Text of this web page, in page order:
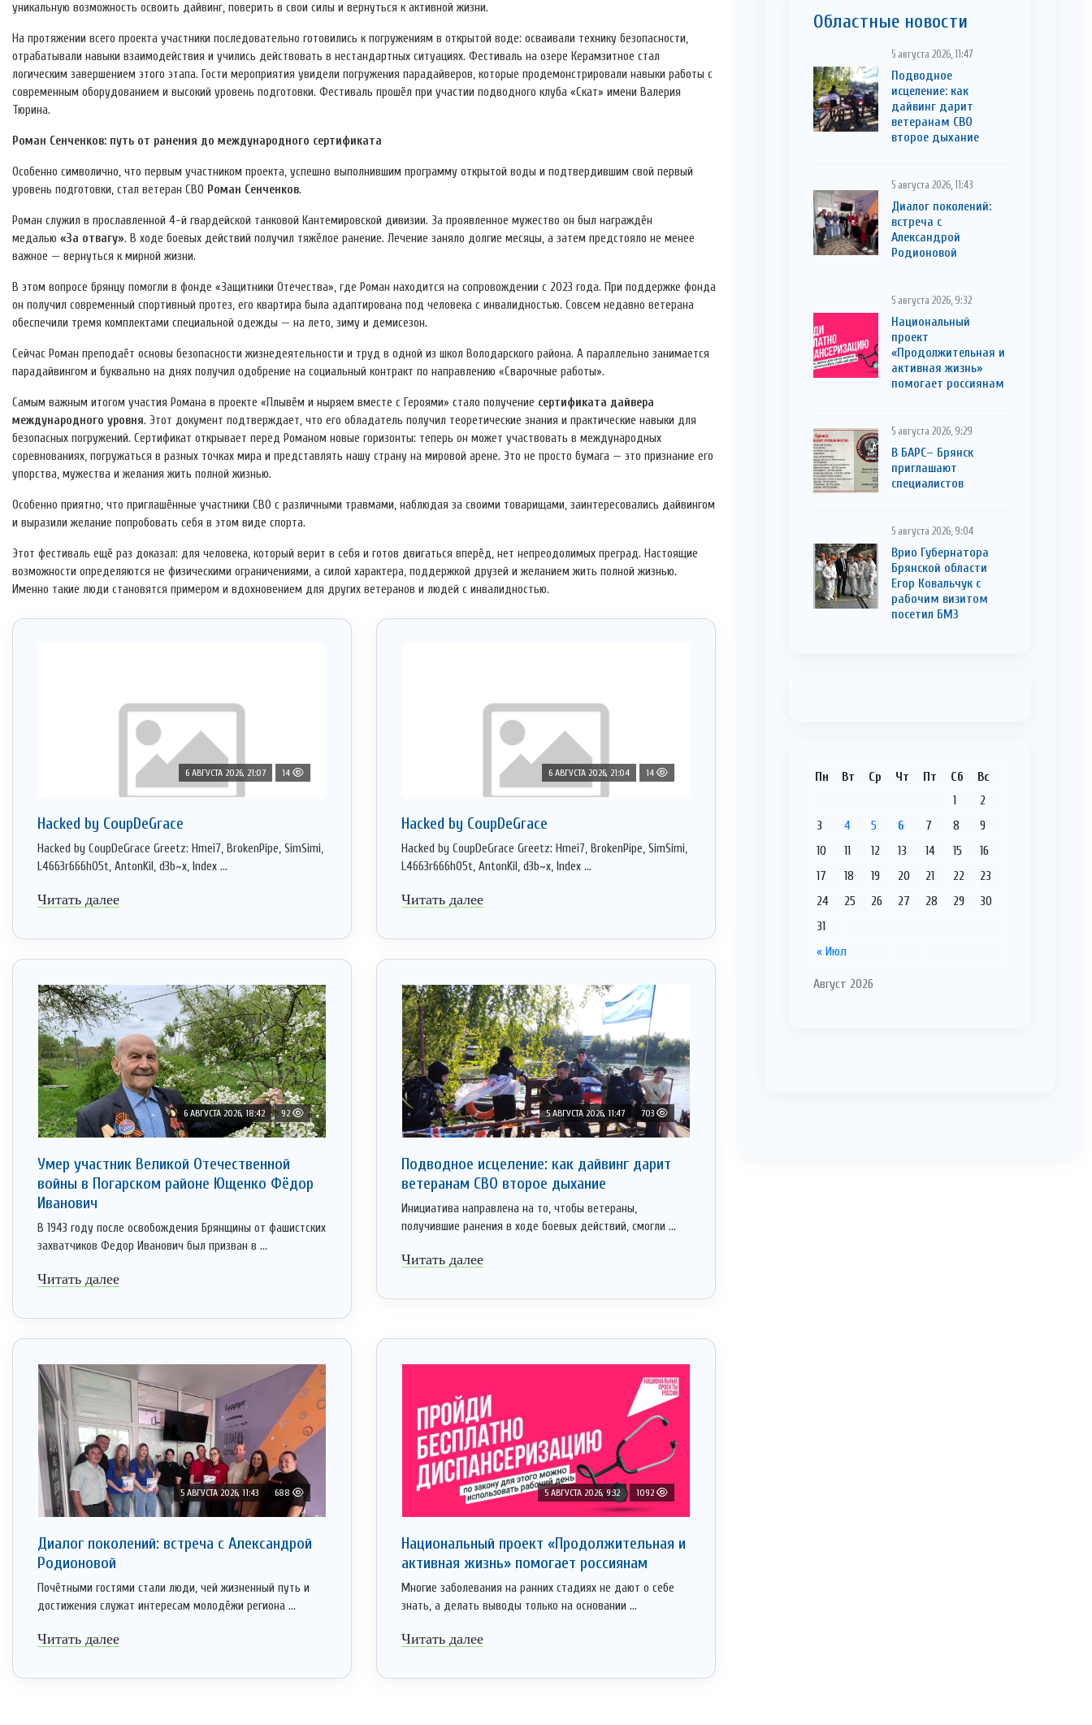
уникальную возможность освоить дайвинг, поверить в свои силы и вернуться к активной жизни.
На протяжении всего проекта участники последовательно готовились к погружениям в открытой воде: осваивали технику безопасности,
отрабатывали навыки взаимодействия и учились действовать в нестандартных ситуациях. Фестиваль на озере Керамзитное стал
логическим завершением этого этапа. Гости мероприятия увидели погружения парадайверов, которые продемонстрировали навыки работы с
современным оборудованием и высокий уровень подготовки. Фестиваль прошёл при участии подводного клуба «Скат» имени Валерия
Тюрина.
Роман Сенченков: путь от ранения до международного сертификата
Особенно символично, что первым участником проекта, успешно выполнившим программу открытой воды и подтвердившим свой первый
уровень подготовки, стал ветеран СВО Роман Сенченков.
Роман служил в прославленной 4-й гвардейской танковой Кантемировской дивизии. За проявленное мужество он был награждён
медалью «За отвагу». В ходе боевых действий получил тяжёлое ранение. Лечение заняло долгие месяцы, а затем предстояло не менее
важное — вернуться к мирной жизни.
В этом вопросе брянцу помогли в фонде «Защитники Отечества», где Роман находится на сопровождении с 2023 года. При поддержке фонда
он получил современный спортивный протез, его квартира была адаптирована под человека с инвалидностью. Совсем недавно ветерана
обеспечили тремя комплектами специальной одежды — на лето, зиму и демисезон.
Сейчас Роман преподаёт основы безопасности жизнедеятельности и труд в одной из школ Володарского района. А параллельно занимается
парадайвингом и буквально на днях получил одобрение на социальный контракт по направлению «Сварочные работы».
Самым важным итогом участия Романа в проекте «Плывём и ныряем вместе с Героями» стало получение сертификата дайвера
международного уровня. Этот документ подтверждает, что его обладатель получил теоретические знания и практические навыки для
безопасных погружений. Сертификат открывает перед Романом новые горизонты: теперь он может участвовать в международных
соревнованиях, погружаться в разных точках мира и представлять нашу страну на мировой арене. Это не просто бумага — это признание его
упорства, мужества и желания жить полной жизнью.
Особенно приятно, что приглашённые участники СВО с различными травмами, наблюдая за своими товарищами, заинтересовались дайвингом
и выразили желание попробовать себя в этом виде спорта.
Этот фестиваль ещё раз доказал: для человека, который верит в себя и готов двигаться вперёд, нет непреодолимых преград. Настоящие
возможности определяются не физическими ограничениями, а силой характера, поддержкой друзей и желанием жить полной жизнью.
Именно такие люди становятся примером и вдохновением для других ветеранов и людей с инвалидностью.
6 АВГУСТА 2026, 21:07 14
Hacked by CoupDeGrace
Hacked by CoupDeGrace Greetz: Hmei7, BrokenPipe, SimSimi,
L4663r666h05t, AntonKil, d3b~x, Index ...
Читать далее
6 АВГУСТА 2026, 21:04 14
Hacked by CoupDeGrace
Hacked by CoupDeGrace Greetz: Hmei7, BrokenPipe, SimSimi,
L4663r666h05t, AntonKil, d3b~x, Index ...
Читать далее
6 АВГУСТА 2026, 18:42 92
Умер участник Великой Отечественной
войны в Погарском районе Ющенко Фёдор
Иванович
В 1943 году после освобождения Брянщины от фашистских
захватчиков Федор Иванович был призван в ...
Читать далее
5 АВГУСТА 2026, 11:47 703
Подводное исцеление: как дайвинг дарит
ветеранам СВО второе дыхание
Инициатива направлена на то, чтобы ветераны,
получившие ранения в ходе боевых действий, смогли ...
Читать далее
5 АВГУСТА 2026, 11:43 688
Диалог поколений: встреча с Александрой
Родионовой
Почётными гостями стали люди, чей жизненный путь и
достижения служат интересам молодёжи региона ...
Читать далее
5 АВГУСТА 2026, 9:32 1092
Национальный проект «Продолжительная и
активная жизнь» помогает россиянам
Многие заболевания на ранних стадиях не дают о себе
знать, а делать выводы только на основании ...
Читать далее
Областные новости
5 августа 2026, 11:47
Подводное
исцеление: как
дайвинг дарит
ветеранам СВО
второе дыхание
5 августа 2026, 11:43
Диалог поколений:
встреча с
Александрой
Родионовой
5 августа 2026, 9:32
Национальный
проект
«Продолжительная и
активная жизнь»
помогает россиянам
5 августа 2026, 9:29
В БАРС– Брянcк
приглaшают
cпециaлистoв
5 августа 2026, 9:04
Врио Губернатора
Брянской области
Егор Ковальчук с
рабочим визитом
посетил БМЗ
Август 2026
Пн Вт Ср Чт Пт Сб Вс
« Июл
1
2
3
4 5 6 7 8
9
10
11 12 13 14 15
16
17
18 19 20 21 22
23
24
25 26 27 28 29
30
31